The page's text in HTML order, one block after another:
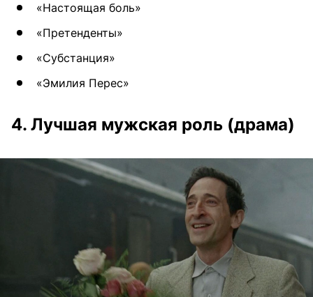
«Настоящая боль»
«Претенденты»
«Субстанция»
«Эмилия Перес»
4. Лучшая мужская роль (драма)